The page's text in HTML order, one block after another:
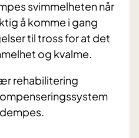
svimmelheten når
å komme i gang
til tross for at det
og kvalme.
rehabilitering